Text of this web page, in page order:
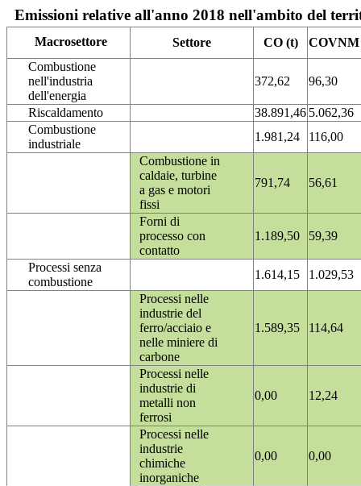
Emissioni relative all'anno 2018 nell'ambito del
Macrosettore Settore CO (t)
COVNM
Combustione
nell'industria
dell'energia
372,62 96,30
Riscaldamento 38.891,46 5.062,36
Combustione
industriale
1.981,24
116,00
Combustione in
caldaie, turbine
a gas e motori
fissi
791,74 56,61
Forni di
processo con
contatto
1.189,50 59,39
Processi senza
combustione
1.614,15
1.029,53
Processi nelle
industrie del
ferro/acciaio e
nelle miniere di
carbone
1.589,35 114,64
Processi nelle
industrie di
metalli non
ferrosi
0,00 12,24
Processi nelle
industrie
chimiche
inorganiche
0,00 0,00